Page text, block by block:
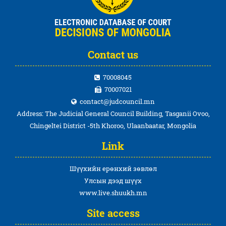
Contact us
70008045
70007021
contact@judcouncil.mn
Address: The Judicial General Council Building, Tasganii Ovoo,
Chingeltei District -5th Khoroo, Ulaanbaatar, Mongolia
Link
Шүүхийн ерөнхий зөвлөл
Улсын дээд шүүх
www.live.shuukh.mn
Site access